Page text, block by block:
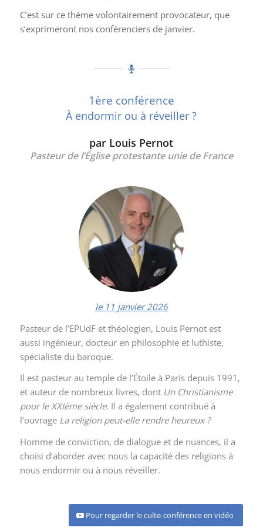
C’est sur ce thème volontairement provocateur, que
s’exprimeront nos conférenciers de janvier.
1ère conférence
À endormir ou à réveiller ?
par Louis Pernot
Pasteur de l’Église protestante unie de France
le 11 janvier 2026
Pasteur de l’EPUdF et théologien, Louis Pernot est
aussi ingénieur, docteur en philosophie et luthiste,
spécialiste du baroque.
Il est pasteur au temple de l’Étoile à Paris depuis 1991,
et auteur de nombreux livres, dont Un Christianisme
pour le XXIèmesiècle. Il a également contribué à
l’ouvrage La religion peut-elle rendre heureux ?
Homme de conviction, de dialogue et de nuances, il a
choisi d’aborder avec nous la capacité des religions à
nous endormir ou à nous réveiller.
Pour regarder le culte-conférence en vidéo